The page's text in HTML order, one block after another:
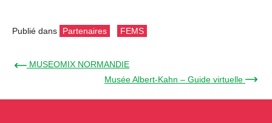
Publié dans Partenaires FEMS
← MUSEOMIX NORMANDIE
Musée Albert-Kahn – Guide virtuelle →